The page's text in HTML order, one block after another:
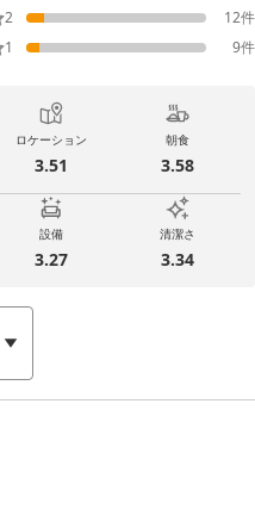
2
12件
1
9件
ロケーション
3.51
朝食
3.58
設備
3.27
清潔さ
3.34